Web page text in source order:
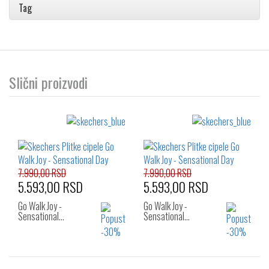
Tag
Slični proizvodi
7.990,00 RSD
5.593,00 RSD
Go Walk Joy -
Sensational…
7.990,00 RSD
5.593,00 RSD
Go Walk Joy -
Sensational…